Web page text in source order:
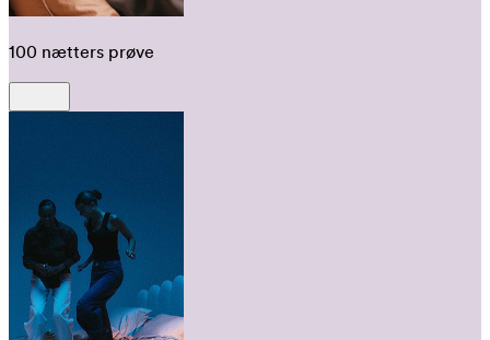
100 nætters prøve